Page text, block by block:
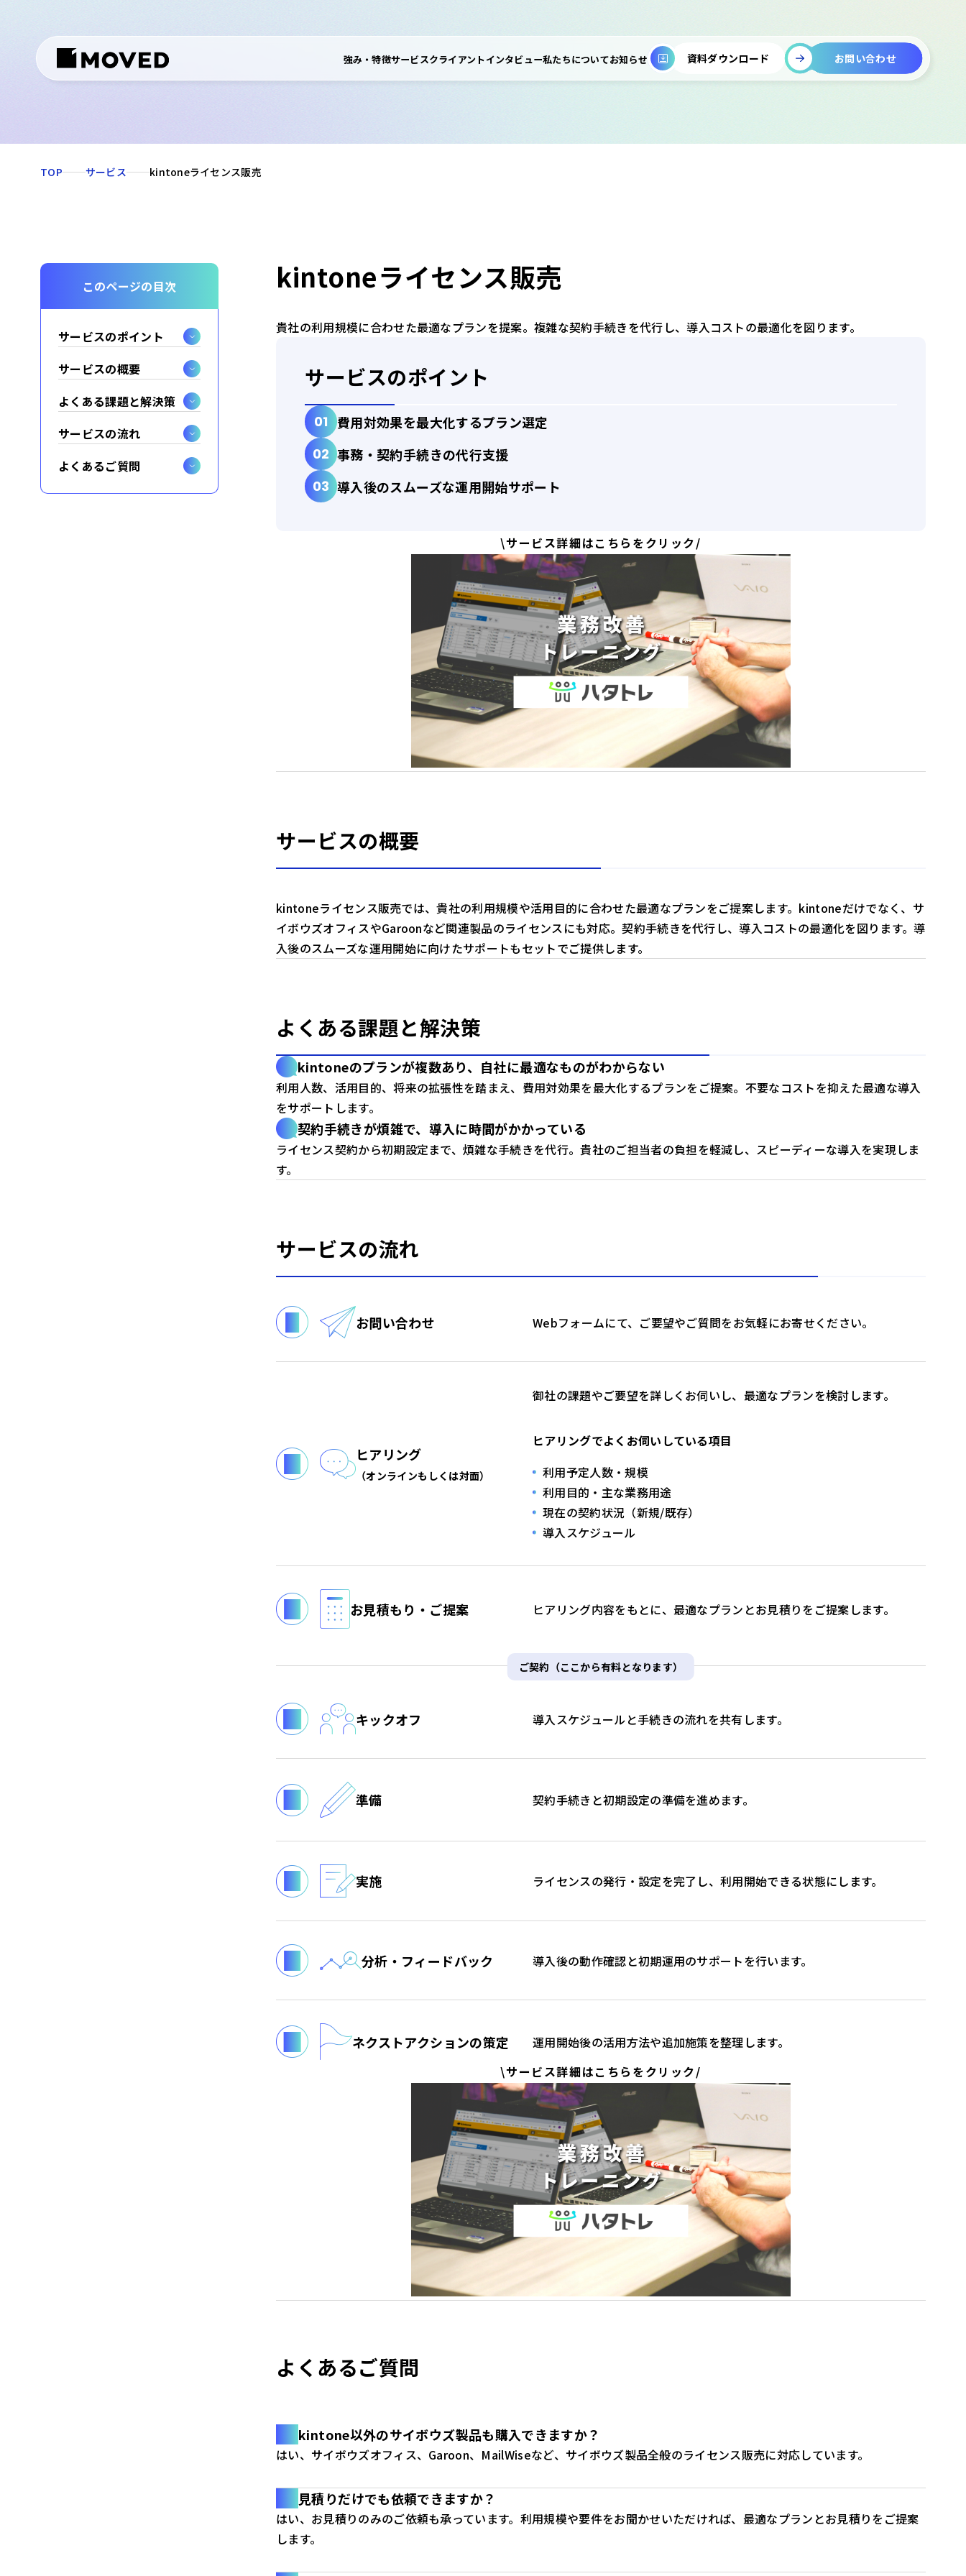
強み・特徴サービスクライアントインタビュー私たちについてお知らせ 資料ダウンロード お問い合わせ
TOP サービス kintoneライセンス販売
このページの目次
サービスのポイント
サービスの概要
よくある課題と解決策
サービスの流れ
よくあるご質問
kintoneライセンス販売
貴社の利用規模に合わせた最適なプランを提案。複雑な契約手続きを代行し、導入コストの最適化を図ります。
サービスのポイント
費用対効果を最大化するプラン選定
事務・契約手続きの代行支援
導入後のスムーズな運用開始サポート
\サービス詳細はこちらをクリック/
サービスの概要
kintoneライセンス販売では、貴社の利用規模や活用目的に合わせた最適なプランをご提案します。kintoneだけでなく、サ
イボウズオフィスやGaroonなど関連製品のライセンスにも対応。契約手続きを代行し、導入コストの最適化を図ります。導
入後のスムーズな運用開始に向けたサポートもセットでご提供します。
よくある課題と解決策
kintoneのプランが複数あり、自社に最適なものがわからない
利用人数、活用目的、将来の拡張性を踏まえ、費用対効果を最大化するプランをご提案。不要なコストを抑えた最適な導入
をサポートします。
契約手続きが煩雑で、導入に時間がかかっている
ライセンス契約から初期設定まで、煩雑な手続きを代行。貴社のご担当者の負担を軽減し、スピーディーな導入を実現しま
す。
サービスの流れ
お問い合わせ Webフォームにて、ご要望やご質問をお気軽にお寄せください。
ヒアリング
（オンラインもしくは対面）
御社の課題やご要望を詳しくお伺いし、最適なプランを検討します。
ヒアリングでよくお伺いしている項目
利用予定人数・規模
利用目的・主な業務用途
現在の契約状況（新規/既存）
導入スケジュール
お見積もり・ご提案 ヒアリング内容をもとに、最適なプランとお見積りをご提案します。
ご契約（ここから有料となります）
キックオフ 導入スケジュールと手続きの流れを共有します。
準備 契約手続きと初期設定の準備を進めます。
実施 ライセンスの発行・設定を完了し、利用開始できる状態にします。
分析・フィードバック 導入後の動作確認と初期運用のサポートを行います。
ネクストアクションの策定
運用開始後の活用方法や追加施策を整理します。
\サービス詳細はこちらをクリック/
よくあるご質問
kintone以外のサイボウズ製品も購入できますか？
はい、サイボウズオフィス、Garoon、MailWiseなど、サイボウズ製品全般のライセンス販売に対応しています。
見積りだけでも依頼できますか？
はい、お見積りのみのご依頼も承っています。利用規模や要件をお聞かせいただければ、最適なプランとお見積りをご提案
します。